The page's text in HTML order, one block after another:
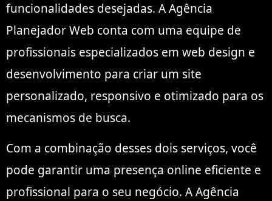
funcionalidades desejadas. A Agência
Planejador Web conta com uma equipe de
profissionais especializados em web design e
desenvolvimento para criar um site
personalizado, responsivo e otimizado para os
mecanismos de busca.
Com a combinação desses dois serviços, você
pode garantir uma presença online eficiente e
profissional para o seu negócio. A Agência